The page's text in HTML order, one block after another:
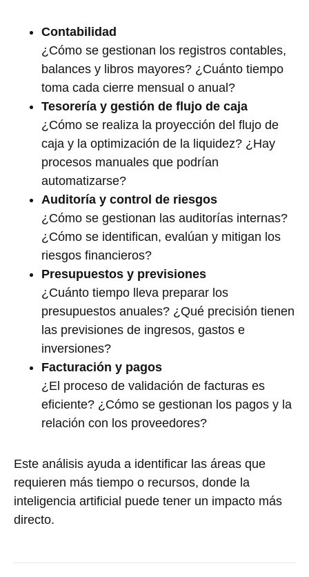
Contabilidad
¿Cómo se gestionan los registros contables,
balances y libros mayores? ¿Cuánto tiempo
toma cada cierre mensual o anual?
Tesorería y gestión de flujo de caja
¿Cómo se realiza la proyección del flujo de
caja y la optimización de la liquidez? ¿Hay
procesos manuales que podrían
automatizarse?
Auditoría y control de riesgos
¿Cómo se gestionan las auditorías internas?
¿Cómo se identifican, evalúan y mitigan los
riesgos financieros?
Presupuestos y previsiones
¿Cuánto tiempo lleva preparar los
presupuestos anuales? ¿Qué precisión tienen
las previsiones de ingresos, gastos e
inversiones?
Facturación y pagos
¿El proceso de validación de facturas es
eficiente? ¿Cómo se gestionan los pagos y la
relación con los proveedores?
Este análisis ayuda a identificar las áreas que
requieren más tiempo o recursos, donde la
inteligencia artificial puede tener un impacto más
directo.